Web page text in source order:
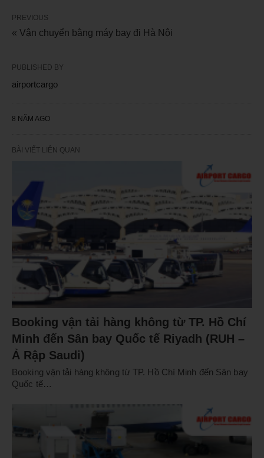
PREVIOUS
« Vận chuyển bằng máy bay đi Hà Nội
PUBLISHED BY
airportcargo
8 NĂM AGO
BÀI VIẾT LIÊN QUAN
Booking vận tải hàng không từ TP. Hồ Chí
Minh đến Sân bay Quốc tế Riyadh (RUH –
Ả Rập Saudi)
Booking vận tải hàng không từ TP. Hồ Chí Minh đến Sân bay
Quốc tế…